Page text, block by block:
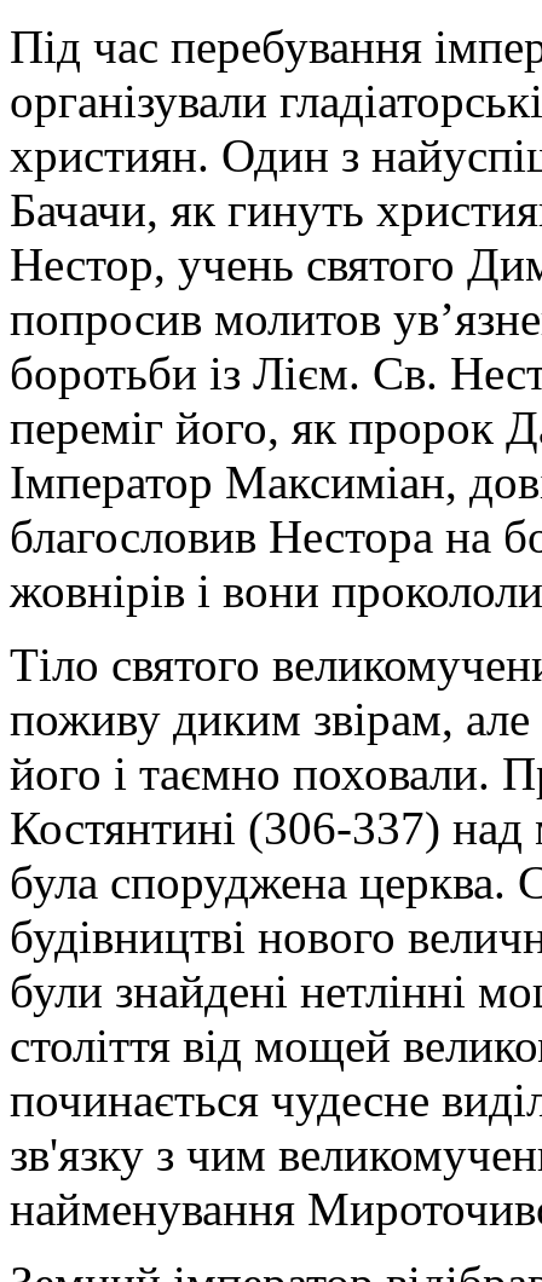
Під час перебування
організували
християн. Один з
Бачачи, як гинуть
Нестор, учень святого
попросив молитов
боротьби із Лієм. Св.
переміг його, як пророк
Імператор Максиміан,
благословив Нестора на
жовнірів і вони
Тіло святого
поживу диким звірам, але
його і таємно поховали.
Костянтині (306-337)
була споруджена церква.
будівництві нового
були знайдені нетлінні
століття від мощей
починається чудесне
зв'язку з чим
найменування